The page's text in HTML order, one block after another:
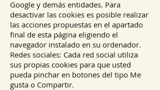
Google y demás entidades. Para
desactivar las cookies es posible realizar
las acciones propuestas en el apartado
final de esta página eligiendo el
navegador instalado en su ordenador.
Redes sociales: Cada red social utiliza
sus propias cookies para que usted
pueda pinchar en botones del tipo Me
gusta o Compartir.